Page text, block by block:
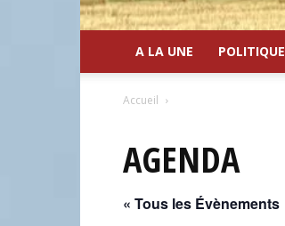
A LA UNE POLITIQUE
Accueil
AGENDA
« Tous les Évènements